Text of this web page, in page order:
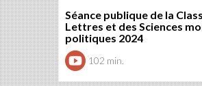
Séance publique de la
Lettres et des Sciences
politiques 2024
102 min.